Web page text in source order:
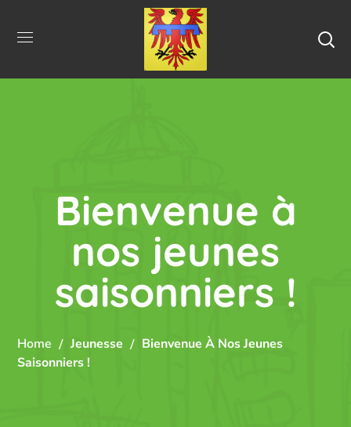
Bienvenue à
nos jeunes
saisonniers !
Home Jeunesse
Bienvenue À Nos Jeunes
Saisonniers !